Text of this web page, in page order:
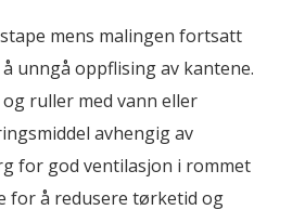
mens malingen fortsatt
unngå oppflising av kantene.
ruller med vann eller
avhengig av
for god ventilasjon i rommet
for å redusere tørketid og